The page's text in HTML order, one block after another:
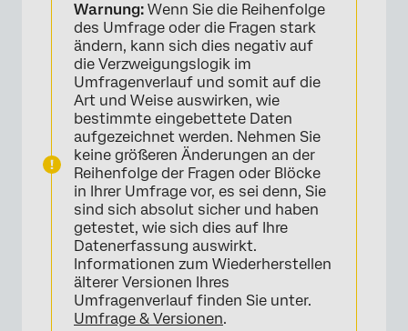
Warnung: Wenn Sie die Reihenfolge
des Umfrage oder die Fragen stark
ändern, kann sich dies negativ auf
die Verzweigungslogik im
Umfragenverlauf und somit auf die
Art und Weise auswirken, wie
bestimmte eingebettete Daten
aufgezeichnet werden. Nehmen Sie
keine größeren Änderungen an der
Reihenfolge der Fragen oder Blöcke
in Ihrer Umfrage vor, es sei denn, Sie
sind sich absolut sicher und haben
getestet, wie sich dies auf Ihre
Datenerfassung auswirkt.
Informationen zum Wiederherstellen
älterer Versionen Ihres
Umfragenverlauf finden Sie unter.
Umfrage & Versionen.